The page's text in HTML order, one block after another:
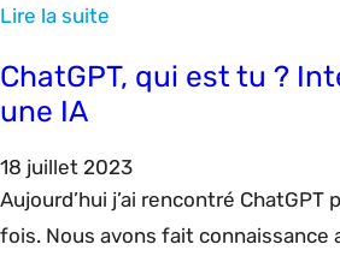
phrases contiennent des mots de
site, Yoast SEO donne quelques
liaison mais en anglais. En…
Lire la suite
ChatGPT, qui est tu ?
une IA
18 juillet 2023
Aujourd’hui j’ai rencontré ChatGPT
fois. Nous avons fait connaissance